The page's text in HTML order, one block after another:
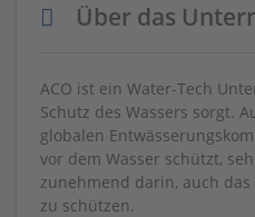
Über das
ACO ist ein Water-Tech
Schutz des Wassers sorgt.
globalen
vor dem Wasser schützt,
zunehmend darin, auch
zu schützen.